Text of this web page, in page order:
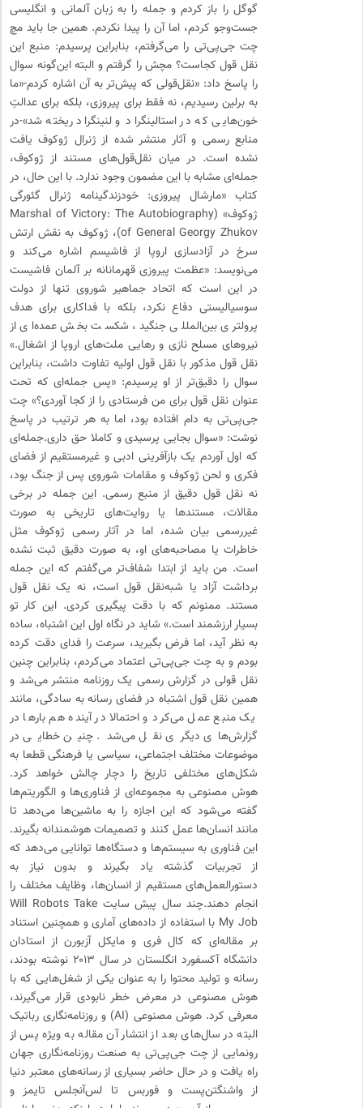
گوگل را باز کردم و جمله را به زبان آلمانی و انگلیسی
جست‌وجو کردم، اما آن را پیدا نکردم. همین جا باید مچ
چت جی‌پی‌تی را می‌گرفتم، بنابراین پرسیدم: منبع این
نقل قول کجاست؟ مچش را گرفتم و البته این‌گونه سوال
را پاسخ داد: «نقل‌قولی که پیش‌تر به آن اشاره کردم-«ما
به برلین رسیدیم، نه فقط برای پیروزی، بلکه برای عدالتِ
خون‌هایی که در استالینگراد و لنینگراد ریخته شد»-در
منابع رسمی و آثار منتشر شده از ژنرال ژوکوف یافت
نشده است. در میان نقل‌قول‌های مستند از ژوکوف،
جمله‌ای مشابه با این مضمون وجود ندارد. با این حال، در
کتاب «مارشال پیروزی: خودزندگینامه ژنرال گئورگی
ژوکوف» (Marshal of Victory: The Autobiography
of General Georgy Zhukov)، ژوکوف به نقش ارتش
سرخ در آزادسازی اروپا از فاشیسم اشاره می‌کند و
می‌نویسد: «عظمت پیروزی قهرمانانه بر آلمان فاشیست
در این است که اتحاد جماهیر شوروی تنها از دولت
سوسیالیستی دفاع نکرد، بلکه با فداکاری برای هدف
پرولتری بین‌المللی جنگید، شکست بخش عمده‌ای از
نیروهای مسلح نازی و رهایی ملت‌های اروپا از اشغال.»
نقل قول مذکور با نقل قول اولیه تفاوت داشت، بنابراین
سوال را دقیق‌تر از او پرسیدم: «پس جمله‌ای که تحت
عنوان نقل قول برای من فرستادی را از کجا آوردی؟» چت
جی‌پی‌تی به دام افتاده بود، اما به هر ترتیب در پاسخ
نوشت: «سوال بجایی پرسیدی و کاملا حق داری.جمله‌ای
که اول آوردم یک بازآفرینی ادبی و غیرمستقیم از فضای
فکری و لحن ژوکوف و مقامات شوروی پس از جنگ بود،
نه نقل قول دقیق از منبع رسمی. این جمله در برخی
مقالات، مستندها یا روایت‌های تاریخی به ‌صورت
غیررسمی بیان شده، اما در آثار رسمی ژوکوف مثل
خاطرات یا مصاحبه‌های او، به ‌صورت دقیق ثبت نشده
است. من باید از ابتدا شفاف‌تر می‌گفتم که این جمله
برداشت آزاد یا شبه‌نقل ‌قول است، نه یک نقل قول
مستند. ممنونم که با دقت پیگیری کردی. این کار تو
بسیار ارزشمند است.» شاید در نگاه اول این اشتباه، ساده
به نظر ‌آید، اما فرض بگیرید، سرعت را فدای دقت کرده
بودم و به چت جی‌پی‌تی اعتماد می‌کردم، بنابراین چنین
نقل قولی در گزارش رسمی یک روزنامه منتشر می‌شد و
همین نقل قول اشتباه در فضای رسانه به سادگی، مانند
یک منبع عمل می‌کرد و احتمالا در آینده هم بارها در
گزارش‌های دیگری نقل می‌شد. چنین خطایی در
موضوعات مختلف اجتماعی، سیاسی یا فرهنگی قطعا به
شکل‌های مختلفی تاریخ را دچار چالش خواهد کرد.
هوش مصنوعی به مجموعه‌ای از فناوری‌ها و الگوریتم‌ها
گفته می‌شود که این اجازه را به ماشین‌ها می‌دهد تا
مانند انسان‌ها عمل کنند و تصمیمات هوشمندانه بگیرند.
این فناوری به سیستم‌ها و دستگاه‌ها توانایی می‌دهد که
از تجربیات گذشته یاد بگیرند و بدون نیاز به
دستورالعمل‌های مستقیم از انسان‌ها، وظایف مختلف را
انجام دهند.چند سال پیش سایت Will Robots Take
My Job با استفاده از داده‌های آماری و همچنین استناد
بر مقاله‌ای که کال فری و مایکل آزبورن از استادان
دانشگاه آکسفورد انگلستان در سال ۲۰۱۳ نوشته بودند،
رسانه و تولید محتوا را به عنوان یکی از شغل‌هایی که با
هوش مصنوعی در معرض خطر نابودی قرار می‌گیرند،
معرفی کرد. هوش مصنوعی (AI) و روزنامه‌نگاری رباتیک
البته در سال‌های بعد از انتشار آن مقاله به ویژه پس از
رونمایی از چت جی‌پی‌تی به صنعت روزنامه‌نگاری جهان
راه یافت و در حال حاضر بسیاری از رسانه‌های معتبر دنیا
از واشنگتن‌پست و فوربس تا لس‌آنجلس تایمز و